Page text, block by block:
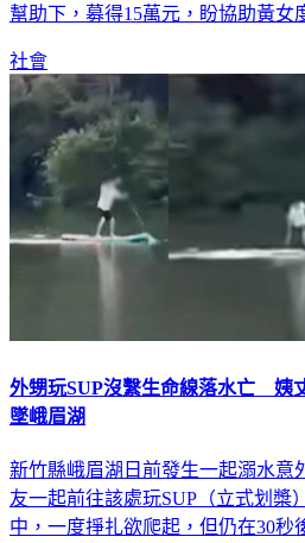
幫助下，募得15萬元，盼協助黃女
社會
外甥玩SUP沒繫生命線落水亡 姨
墜峨眉湖
新竹縣峨眉湖日前發生一起溺水意
友一起前往該處玩SUP（立式划槳
中，一度掙扎欲爬起，但仍在30秒